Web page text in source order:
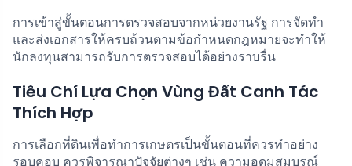
การเข้าสู่ขั้นตอนการตรวจสอบจากหน่วยงานรัฐ การจัดทำ
และส่งเอกสารให้ครบถ้วนตามข้อกำหนดกฎหมายจะทำให้
นักลงทุนสามารถรับการตรวจสอบได้อย่างราบรื่น
Tiêu Chí Lựa Chọn Vùng Đất Canh Tác
Thích Hợp
การเลือกที่ดินเพื่อทำการเกษตรเป็นขั้นตอนที่ควรทำอย่าง
รอบคอบ ควรพิจารณาปัจจัยต่างๆ เช่น ความอุดมสมบูรณ์